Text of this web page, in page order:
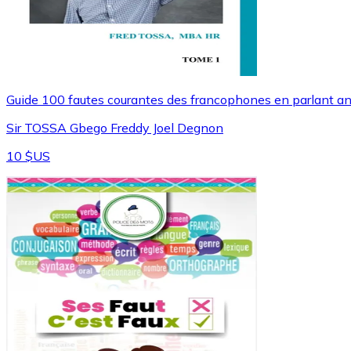
Guide 100 fautes courantes des francophones en parlant
Sir TOSSA Gbego Freddy Joel Degnon
10 $US